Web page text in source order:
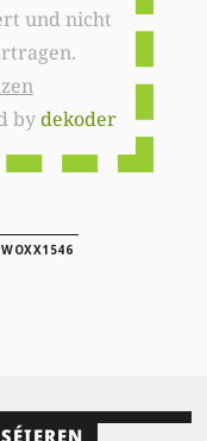
und nicht
bydekoder
WOXX1546